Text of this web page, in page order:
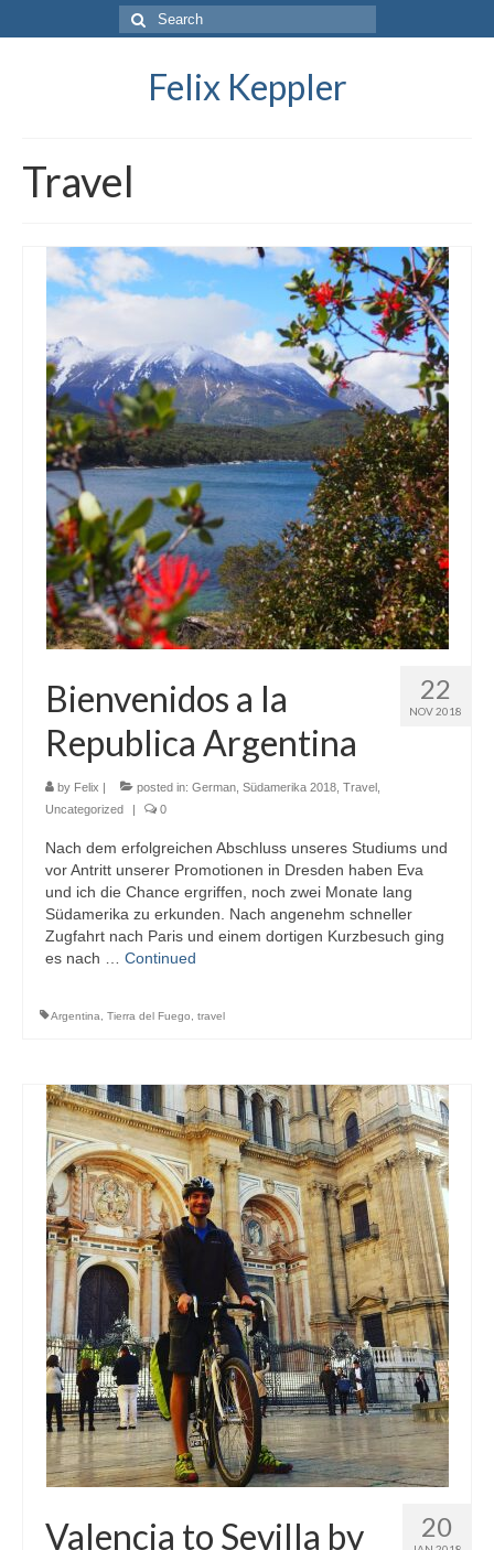
Search
for:
Felix Keppler
Travel
22
NOV 2018
Bienvenidos a la
Republica Argentina
by Felix | posted in: German Südamerika 2018 Travel
Uncategorized
| 0
Nach dem erfolgreichen Abschluss unseres Studiums und
vor Antritt unserer Promotionen in Dresden haben Eva
und ich die Chance ergriffen, noch zwei Monate lang
Südamerika zu erkunden. Nach angenehm schneller
Zugfahrt nach Paris und einem dortigen Kurzbesuch ging
es nach … Continued
Argentina Tierra del Fuego travel
20
Valencia to Sevilla by